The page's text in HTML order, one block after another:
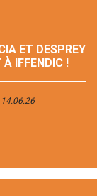
ET DESPREY
IFFENDIC !
14.06.26